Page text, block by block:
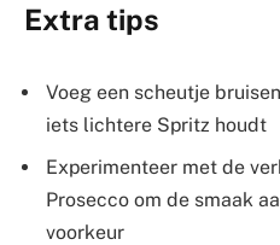
Extra tips
Voeg een scheutje
iets lichtere Spritz houdt
Experimenteer met de
Prosecco om de smaak
voorkeur